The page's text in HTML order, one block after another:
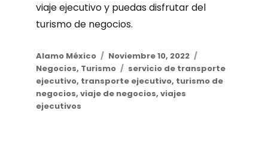
viaje ejecutivo y puedas disfrutar del
turismo de negocios.
Author
Alamo México
Posted
on
Noviembre 10, 2022
Negocios, Turismo Tags
servicio de transporte
ejecutivo, transporte ejecutivo, turismo de
negocios, viaje de negocios, viajes
ejecutivos